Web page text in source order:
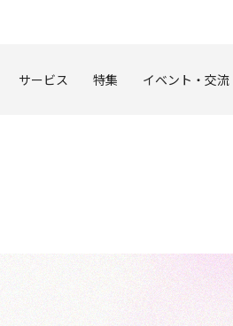
サービス 特集 イベント・交流